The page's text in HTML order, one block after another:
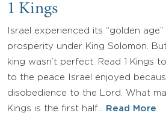
1 Kings
Israel experienced its “golden
prosperity under King Solomon.
king wasn’t perfect. Read 1 Kings
to the peace Israel enjoyed
disobedience to the Lord. What
Kings is the first half…
Read More